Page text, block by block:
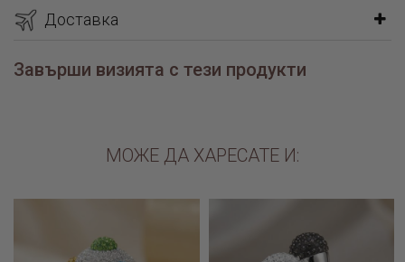
Доставка
Завърши визията с тези продукти
МОЖЕ ДА ХАРЕСАТЕ И: